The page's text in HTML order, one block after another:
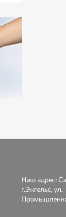
Наш адрес:
г.Энгельс, ул.